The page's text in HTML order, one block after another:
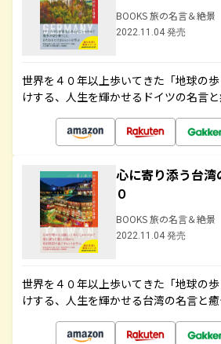
BOOKS 旅の名言＆絶景
2022.11.04 発売
世界を４０年以上歩いてきた「地球の
けする、人生を輝かせるドイツの名言
心に寄り添う台湾
０
BOOKS 旅の名言＆絶景
2022.11.04 発売
世界を４０年以上歩いてきた「地球の
けする、人生を輝かせる台湾の名言と